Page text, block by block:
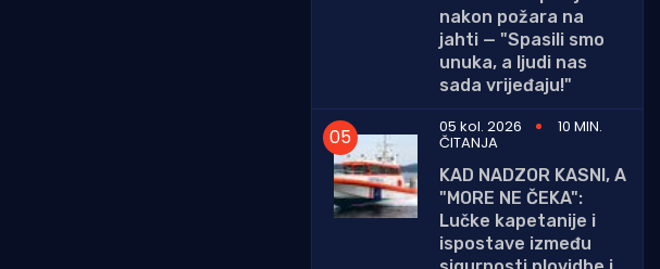
nakon požara na
jahti — "Spasili smo
unuka, a ljudi nas
sada vrijeđaju!"
05 kol. 2026
10 MIN.
ČITANJA
KAD NADZOR KASNI, A
"MORE NE ČEKA":
Lučke kapetanije i
ispostave između